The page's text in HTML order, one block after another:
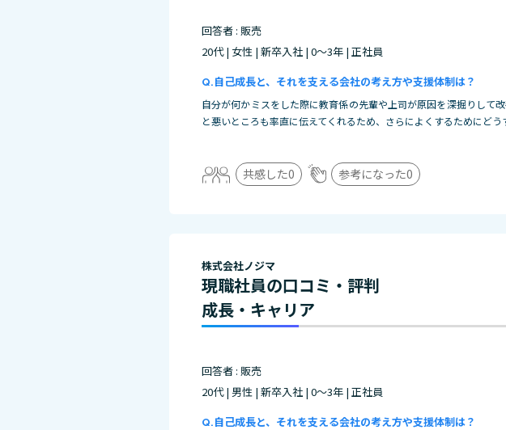
回答者 : 販売
20代 | 女性 | 新卒入社 | 0～3年 | 正社員
自己成長と、それを支える会社の考え方や支援体制は？
自分が何かミスをした際に教育係の先輩や上司が原因を深掘りして
と悪いところも率直に伝えてくれるため、さらによくするためにどう
共感した0 参考になった0
株式会社ノジマ
現職社員の口コミ・評判
成長・キャリア
回答者 : 販売
20代 | 男性 | 新卒入社 | 0～3年 | 正社員
自己成長と、それを支える会社の考え方や支援体制は？